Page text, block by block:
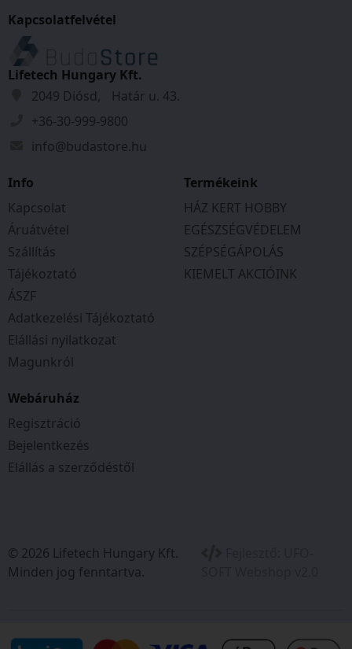
Kapcsolatfelvétel
Lifetech Hungary Kft.
2049 Diósd, Határ u. 43.
+36-30-999-9800
info@budastore.hu
Info
Kapcsolat
Áruátvétel
Szállítás
Tájékoztató
ÁSZF
Adatkezelési Tájékoztató
Elállási nyilatkozat
Magunkról
Termékeink
HÁZ KERT HOBBY
EGÉSZSÉGVÉDELEM
SZÉPSÉGÁPOLÁS
KIEMELT AKCIÓINK
Webáruház
Regisztráció
Bejelentkezés
Elállás a szerződéstől
© 2026 Lifetech Hungary Kft.
Minden jog fenntartva.